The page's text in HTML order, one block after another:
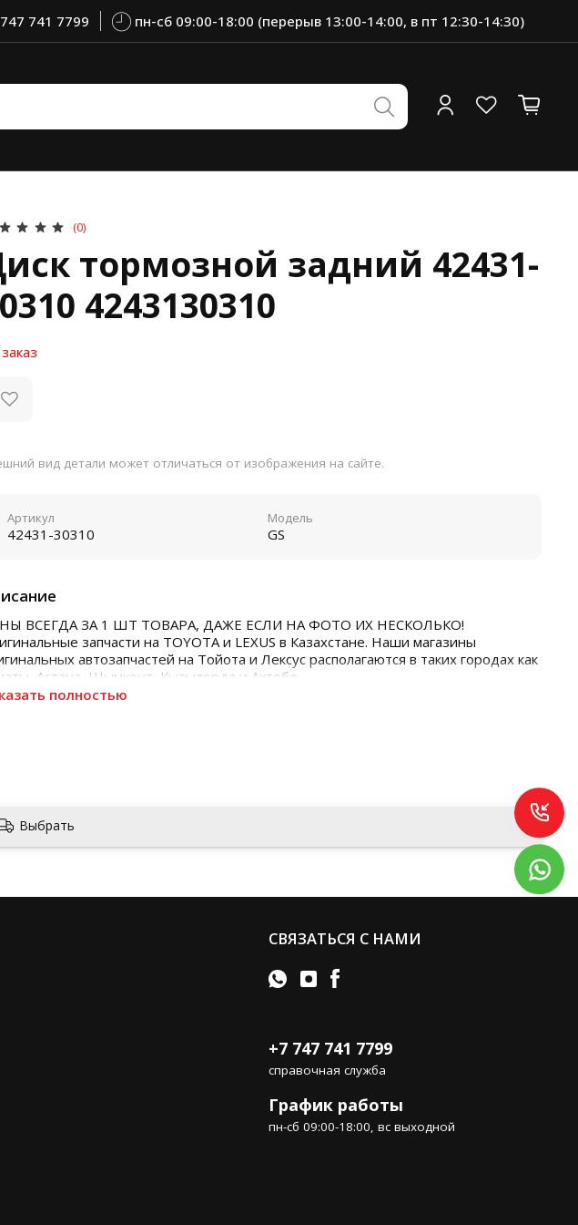
741 7799 пн-сб 09:00-18:00 (перерыв 13:00-14:00, в пт 12:30-14:30)
(0)
тормозной задний 42431-
4243130310
вид детали может отличаться от изображения на сайте.
ВСЕГДА ЗА 1 ШТ ТОВАРА, ДАЖЕ ЕСЛИ НА ФОТО ИХ НЕСКОЛЬКО!
запчасти на TOYOTA и LEXUS в Казахстане. Наши магазины
автозапчастей на Тойота и Лексус располагаются в таких городах как
Астана, Шымкент, Кызылорда и Актобе
полностью
Артикул
42431-30310
Модель
GS
Выбрать
СВЯЗАТЬСЯ С НАМИ
+7 747 741 7799
справочная служба
График работы
пн-сб 09:00-18:00, вс выходной